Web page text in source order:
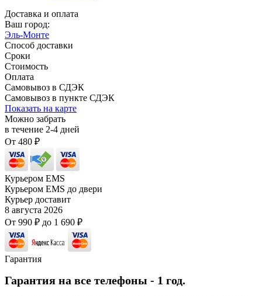
Доставка и оплата
Ваш город:
Эль-Монте
Способ доставки
Сроки
Стоимость
Оплата
Самовывоз в СДЭК
Самовывоз в пункте СДЭК
Показать на карте
Можно забрать
в течение 2-4 дней
От 480 ₽
Курьером EMS
Курьером EMS до двери
Курьер доставит
8 августа 2026
От 990 ₽ до 1 690 ₽
Гарантия
Гарантия на все телефоны - 1 год.